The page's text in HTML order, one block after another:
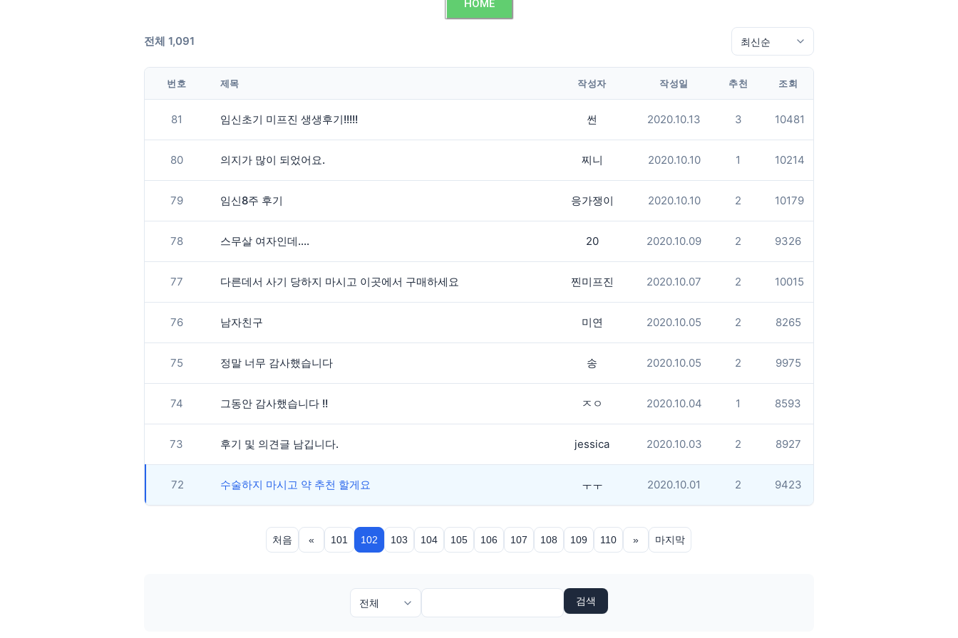
HOME
전체 1,091
번호 제목 작성자 작성일 추천 조회
81 임신초기 미프진 생생후기!!!!! 썬 2020.10.13 3 10481
80 의지가 많이 되었어요. 찌니 2020.10.10 1 10214
79 임신8주 후기 응가쟁이 2020.10.10 2 10179
78 스무살 여자인데.... 20 2020.10.09 2 9326
77 다른데서 사기 당하지 마시고 이곳에서 구매하세요 찐미프진 2020.10.07 2 10015
76 남자친구 미연 2020.10.05 2 8265
75 정말 너무 감사했습니다 송 2020.10.05 2 9975
74 그동안 감사했습니다 !! ㅈㅇ 2020.10.04 1 8593
73 후기 및 의견글 남깁니다. jessica 2020.10.03 2 8927
72 수술하지 마시고 약 추천 할게요 ㅜㅜ 2020.10.01 2 9423
처음 « 101 102 103 104 105 106 107 108 109 110 » 마지막
검색